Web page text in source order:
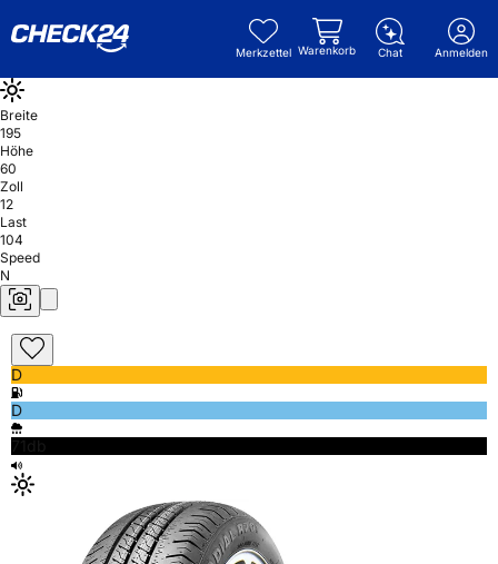
Merkzettel Warenkorb Chat Anmelden
Breite
195
Höhe
60
Zoll
12
Last
104
Speed
N
D
D
71db